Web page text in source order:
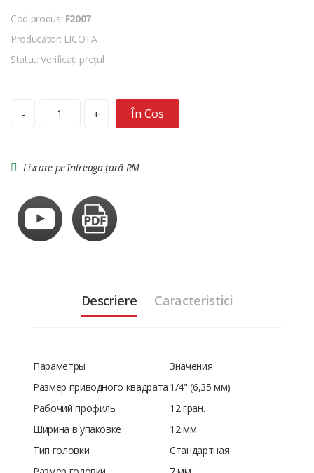
Cod produs: F2007
Producător: LICOTA
Statut: Verificați prețul
- + În Coș
Livrare pe întreaga țară RM
Descriere Caracteristici
Параметры
Значения
Размер приводного квадрата 1/4" (6,35 мм)
Рабочий профиль
12 гран.
Ширина в упаковке
12 мм
Тип головки
Стандартная